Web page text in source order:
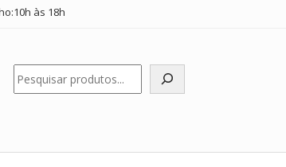
às 18h
Pesquisar